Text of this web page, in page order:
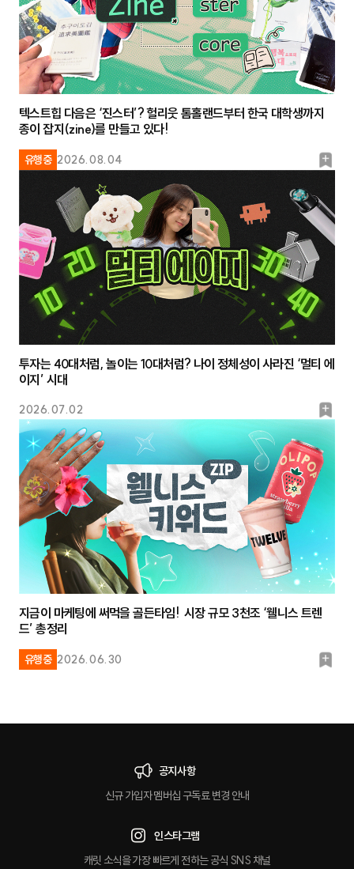
유행중 2026.08.04
북
크
텍스트힙 다음은 ‘진스터’? 헐리웃 톰홀랜드부터 한국 대학생까지
종이 잡지(zine)를 만들고 있다!
2026.07.02
북
마
크
투자는 40대처럼, 놀이는 10대처럼? 나이 정체성이 사라진 ‘멀티 에
이지’ 시대
유행중 2026.06.30
북
지금이 마케팅에 써먹을 골든타임! 시장 규모 3천조 ‘웰니스 트렌
드’ 총정리
공지사항
신규 가입자 멤버십 구독료 변경 안내
인스타그램
캐릿 소식을 가장 빠르게 전하는 공식 SNS 채널